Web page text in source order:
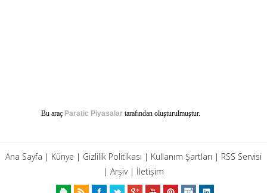
Bu araç Paratic Piyasalar tarafından oluşturulmuştur.
Ana Sayfa | Künye | Gizlilik Politikası | Kullanım Şartları | RSS Servisi
| Arşiv| İletişim